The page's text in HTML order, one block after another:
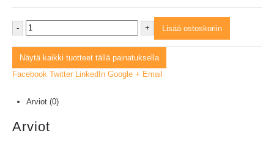
- + Lisää ostoskoriin
Näytä kaikki tuotteet tällä painatuksella
Facebook Twitter LinkedIn Google + Email
Arviot (0)
Arviot